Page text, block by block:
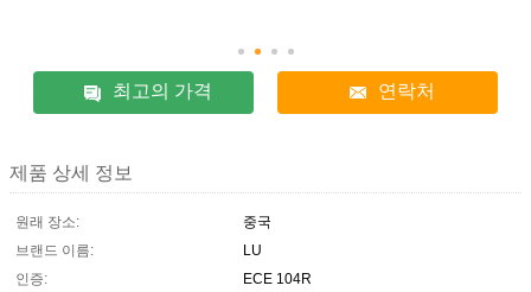
최고의 가격 연락처
제품 상세 정보
원래 장소:
중국
브랜드 이름:
LU
인증:
ECE 104R